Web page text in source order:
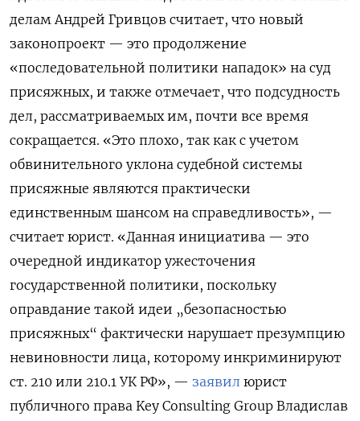
делам Андрей Гривцов считает, что новый
законопроект — это продолжение
«последовательной политики нападок» на суд
присяжных, и также отмечает, что подсудность
дел, рассматриваемых им, почти все время
сокращается. «Это плохо, так как с учетом
обвинительного уклона судебной системы
присяжные являются практически
единственным шансом на справедливость», —
считает юрист. «Данная инициатива — это
очередной индикатор ужесточения
государственной политики, поскольку
оправдание такой идеи „безопасностью
присяжных“ фактически нарушает презумпцию
невиновности лица, которому инкриминируют
ст. 210 или 210.1 УК РФ», — заявил юрист
публичного права Key Consulting Group Владислав